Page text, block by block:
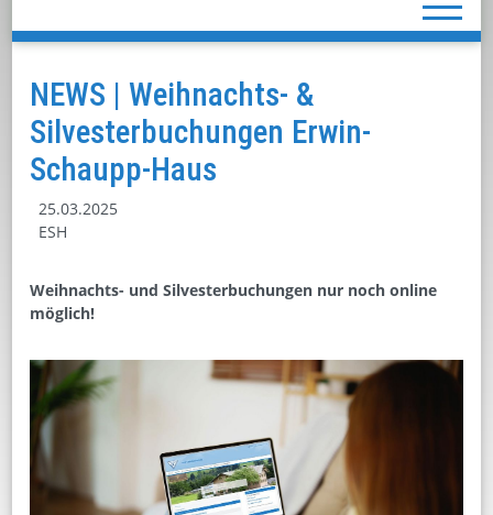
NEWS | Weihnachts- &
Silvesterbuchungen Erwin-
Schaupp-Haus
25.03.2025
ESH
Weihnachts- und Silvesterbuchungen nur noch online
möglich!